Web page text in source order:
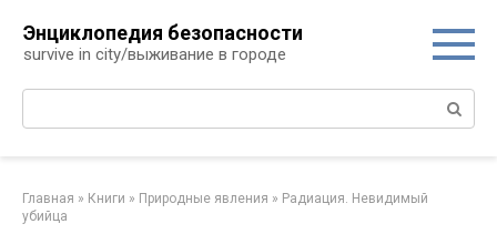
контенту
Энциклопедия безопасности
survive in city/выживание в городе
Поиск:
Главная » Книги » Природные явления » Радиация. Невидимый
убийца